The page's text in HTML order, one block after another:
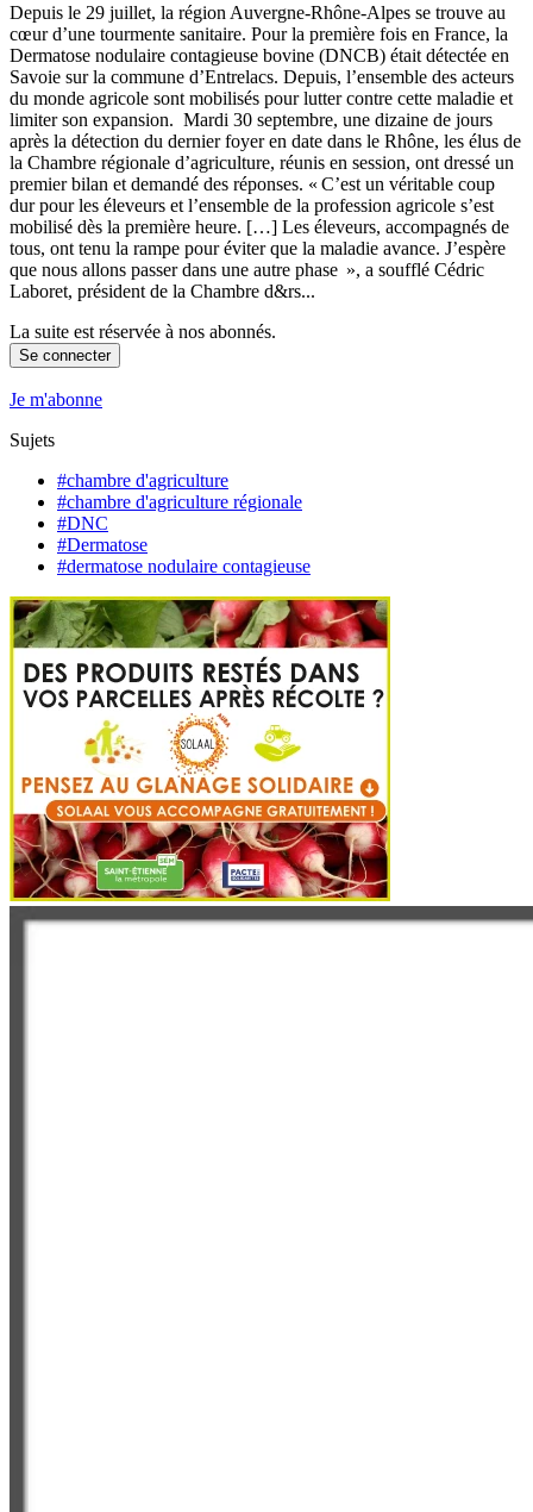
Depuis le 29 juillet, la région Auvergne-Rhône-Alpes se trouve au
cœur d’une tourmente sanitaire. Pour la première fois en France, la
Dermatose nodulaire contagieuse bovine (DNCB) était détectée en
Savoie sur la commune d’Entrelacs. Depuis, l’ensemble des acteurs
du monde agricole sont mobilisés pour lutter contre cette maladie et
limiter son expansion. Mardi 30 septembre, une dizaine de jours
après la détection du dernier foyer en date dans le Rhône, les élus de
la Chambre régionale d’agriculture, réunis en session, ont dressé un
premier bilan et demandé des réponses. « C’est un véritable coup
dur pour les éleveurs et l’ensemble de la profession agricole s’est
mobilisé dès la première heure. […] Les éleveurs, accompagnés de
tous, ont tenu la rampe pour éviter que la maladie avance. J’espère
que nous allons passer dans une autre phase », a soufflé Cédric
Laboret, président de la Chambre d&rs...
La suite est réservée à nos abonnés.
Se connecter
Je m'abonne
Sujets
#chambre d'agriculture
#chambre d'agriculture régionale
#DNC
#Dermatose
#dermatose nodulaire contagieuse